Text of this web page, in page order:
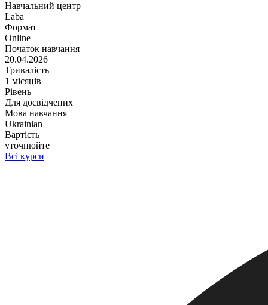
Навчальний центр
Laba
Формат
Online
Початок навчання
20.04.2026
Тривалість
1 місяців
Рівень
Для досвідчених
Мова навчання
Ukrainian
Вартість
уточнюйте
Всі курси